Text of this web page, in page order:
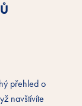
přehled o
navštívíte